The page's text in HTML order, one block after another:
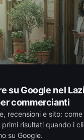
su Google nel
commercianti
recensioni e sito:
risultati quando i
su Google.